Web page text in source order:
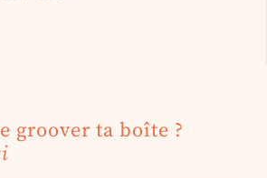
groover ta boîte ?